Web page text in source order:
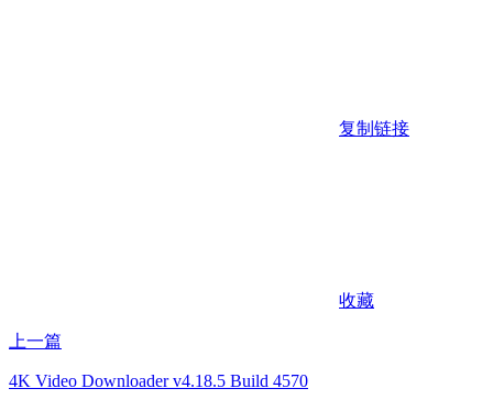
复制链接
收藏
上一篇
4K Video Downloader v4.18.5 Build 4570